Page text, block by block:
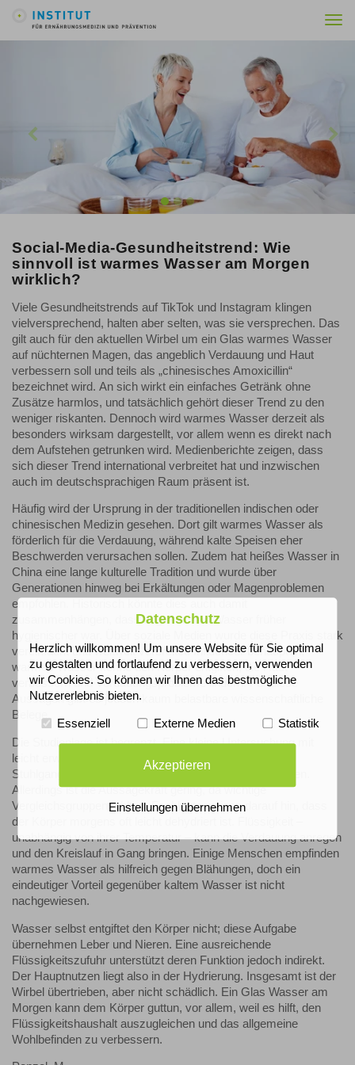
Social-Media-Gesundheitstrend: Wie
sinnvoll ist warmes Wasser am Morgen
wirklich?
Viele Gesundheitstrends auf TikTok und Instagram klingen
vielversprechend, halten aber selten, was sie versprechen. Das
gilt auch für den aktuellen Wirbel um ein Glas warmes Wasser
auf nüchternen Magen, das angeblich Verdauung und Haut
verbessern soll und teils als „chinesisches Amoxicillin“
bezeichnet wird. An sich wirkt ein einfaches Getränk ohne
Zusätze harmlos, und tatsächlich gehört dieser Trend zu den
weniger riskanten. Dennoch wird warmes Wasser derzeit als
besonders wirksam dargestellt, vor allem wenn es direkt nach
dem Aufstehen getrunken wird. Medienberichte zeigen, dass
sich dieser Trend international verbreitet hat und inzwischen
auch im deutschsprachigen Raum präsent ist.
Häufig wird der Ursprung in der traditionellen indischen oder
chinesischen Medizin gesehen. Dort gilt warmes Wasser als
förderlich für die Verdauung, während kalte Speisen eher
Beschwerden verursachen sollen. Zudem hat heißes Wasser in
China eine lange kulturelle Tradition und wurde über
Generationen hinweg bei Erkältungen oder Magenproblemen
empfohlen. Historisch könnte dies auch damit
zusammenhängen, dass abgekochtes Wasser früher
hygienischer war. Über soziale Medien wurde diese Praxis stark
vereinfacht und weltweit verbreitet. Influencer behaupten,
warmes Wasser könne den Körper entgiften, die Haut
verbessern und Verdauungsprobleme lindern. Für diese
Aussagen gibt es jedoch kaum belastbare wissenschaftliche
Belege.
Die Studienlage ist begrenzt. Eine kleine Untersuchung mit
leicht erwärmtem Wasser zeigte keinen Effekt auf den
Stuhlgang, aber mögliche Verbesserungen bei Blähungen.
Allerdings ist die Aussagekraft gering, da wichtige
Vergleichsgruppen fehlten. Fachleute weisen darauf hin, dass
der Körper morgens oft leicht dehydriert ist. Flüssigkeit –
unabhängig von ihrer Temperatur – kann die Verdauung anregen
und den Kreislauf in Gang bringen. Einige Menschen empfinden
warmes Wasser als hilfreich gegen Blähungen, doch ein
eindeutiger Vorteil gegenüber kaltem Wasser ist nicht
nachgewiesen.
Wasser selbst entgiftet den Körper nicht; diese Aufgabe
übernehmen Leber und Nieren. Eine ausreichende
Flüssigkeitszufuhr unterstützt deren Funktion jedoch indirekt.
Der Hauptnutzen liegt also in der Hydrierung. Insgesamt ist der
Wirbel übertrieben, aber nicht schädlich. Ein Glas Wasser am
Morgen kann dem Körper guttun, vor allem, weil es hilft, den
Flüssigkeitshaushalt auszugleichen und das allgemeine
Wohlbefinden zu verbessern.
Datenschutz
Herzlich willkommen! Um unsere Website für Sie optimal
zu gestalten und fortlaufend zu verbessern, verwenden
wir Cookies. So können wir Ihnen das bestmögliche
Nutzererlebnis bieten.
Essenziell Externe Medien Statistik
Akzeptieren
Einstellungen übernehmen